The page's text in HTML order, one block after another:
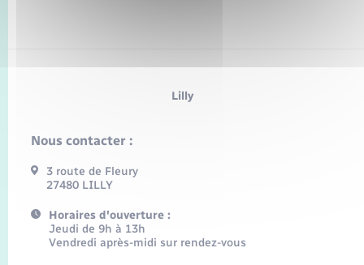
Lilly
Nous contacter :
3 route de Fleury
27480 LILLY
Horaires d'ouverture :
Jeudi de 9h à 13h
Vendredi après-midi sur rendez-vous